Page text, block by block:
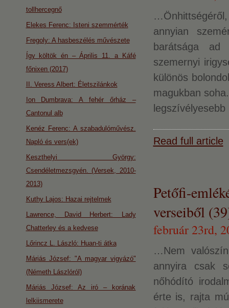
annyian
barátsága ad
szemernyi
különös
magukban
Read full article
Petőfi-
verseiből
február 23rd,
…Nem
annyira csak
nőhódító
érte is, rajta
tollhercegnő
Elekes Ferenc: Isteni szemmérték
Fregoly: A hasbeszélés művészete
Így költök én – Április 11. a Káfé
főnixen (2017)
II. Veress Albert: Életszilánkok
Ion Dumbrava: A fehér őrház –
Cantonul alb
Kenéz Ferenc: A szabadulóművész.
Napló és vers(ek)
Keszthelyi György:
Csendéletmezsgyén. (Versek, 2010-
2013)
Kuthy Lajos: Hazai rejtelmek
Lawrence, David Herbert: Lady
Chatterley és a kedvese
Lőrincz L. László: Huan-ti átka
Máriás József: "A magyar vigyázó"
(Németh Lászlóról)
Máriás József: Az iró – korának
lelkiismerete